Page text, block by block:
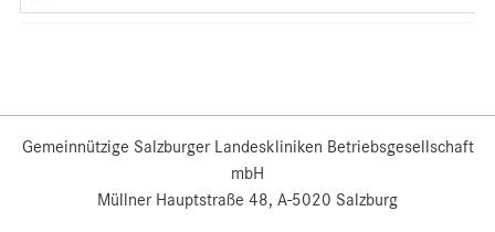
Gemeinnützige Salzburger Landeskliniken Betriebsgesellschaft
mbH
Müllner Hauptstraße 48, A-5020 Salzburg